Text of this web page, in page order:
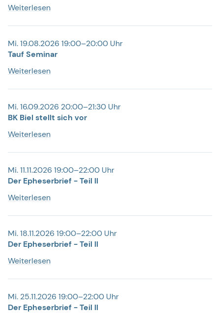
Weiterlesen
Mi. 19.08.2026 19:00–20:00 Uhr
Tauf Seminar
Weiterlesen
Mi. 16.09.2026 20:00–21:30 Uhr
BK Biel stellt sich vor
Weiterlesen
Mi. 11.11.2026 19:00–22:00 Uhr
Der Epheserbrief - Teil II
Weiterlesen
Mi. 18.11.2026 19:00–22:00 Uhr
Der Epheserbrief - Teil II
Weiterlesen
Mi. 25.11.2026 19:00–22:00 Uhr
Der Epheserbrief - Teil II